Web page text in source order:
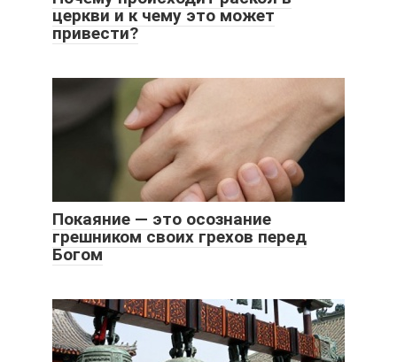
церкви и к чему это может
привести?
Покаяние — это осознание
грешником своих грехов перед
Богом